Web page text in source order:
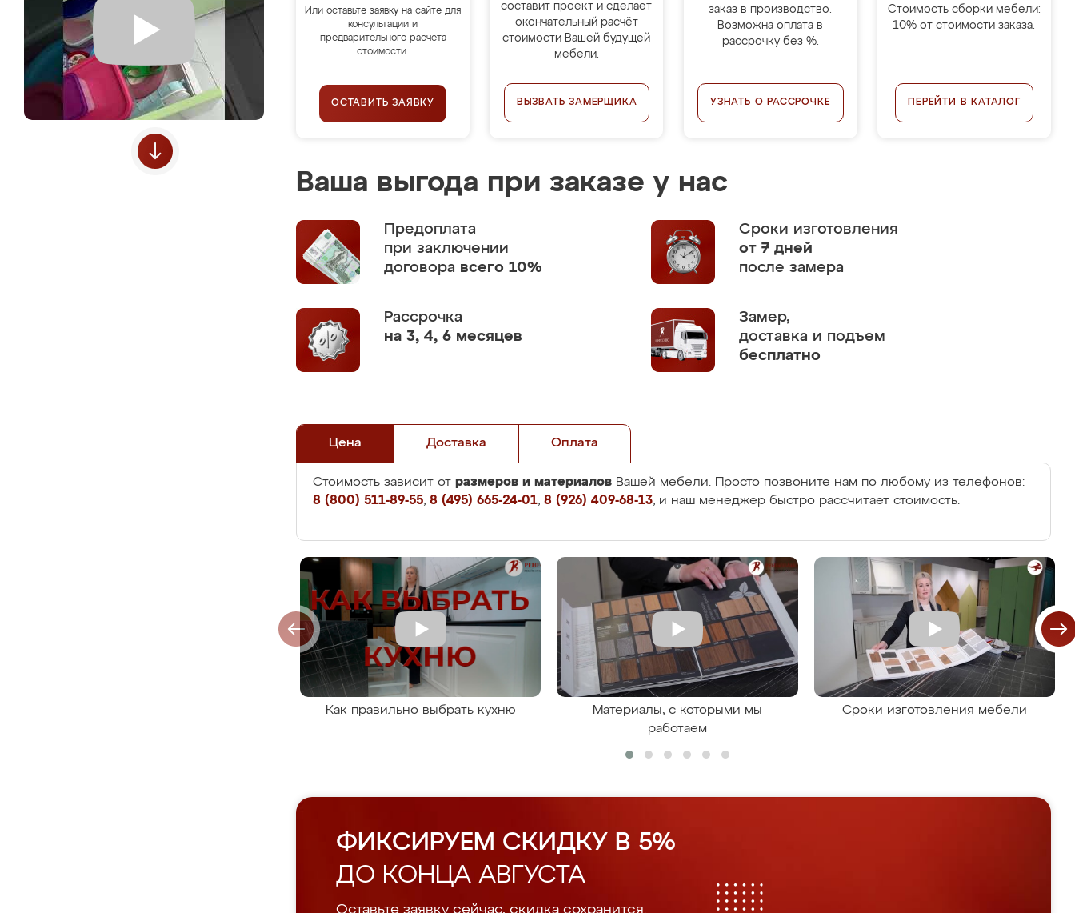
Или оставьте заявку на сайте для
консультации и
предварительного расчёта
стоимости.
ОСТАВИТЬ ЗАЯВКУ
составит проект и сделает
окончательный расчёт
стоимости Вашей будущей
мебели.
ВЫЗВАТЬ ЗАМЕРЩИКА
заказ в производство.
Возможна оплата в
рассрочку без %.
УЗНАТЬ О РАССРОЧКЕ
Стоимость сборки мебели:
10% от стоимости заказа.
ПЕРЕЙТИ В КАТАЛОГ
Ваша выгода при заказе у нас
Предоплата
при заключении
договора всего 10%
Сроки изготовления
от 7 дней
после замера
Рассрочка
на 3, 4, 6 месяцев
Замер,
доставка и подъем
бесплатно
Цена Доставка Оплата
Стоимость зависит от размеров и материалов Вашей мебели. Просто позвоните нам по любому из телефонов:
8 (800) 511-89-55, 8 (495) 665-24-01, 8 (926) 409-68-13, и наш менеджер быстро рассчитает стоимость.
Как правильно выбрать кухню
Материалы, с которыми мы
работаем
Сроки изготовления мебели
ФИКСИРУЕМ СКИДКУ В 5%
ДО КОНЦА АВГУСТА
Оставьте заявку сейчас, скидка сохранится.